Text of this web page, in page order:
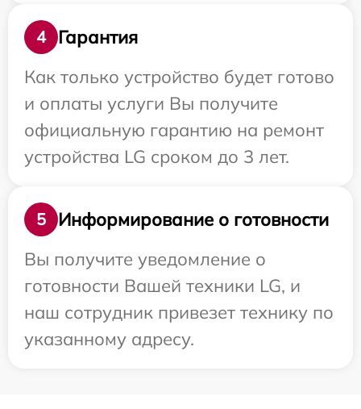
4
Гарантия
Как только устройство будет готово
и оплаты услуги Вы получите
официальную гарантию на ремонт
устройства LG сроком до 3 лет.
5
Информирование о готовности
Вы получите уведомление о
готовности Вашей техники LG, и
наш сотрудник привезет технику по
указанному адресу.